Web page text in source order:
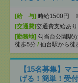
[給 与] 時給1500円
[交通費]交通費支給あ
[勤務地] 勾当台公園駅
徒歩5分 / 仙台駅から徒
【15名募集】マ
げる！簡単！受